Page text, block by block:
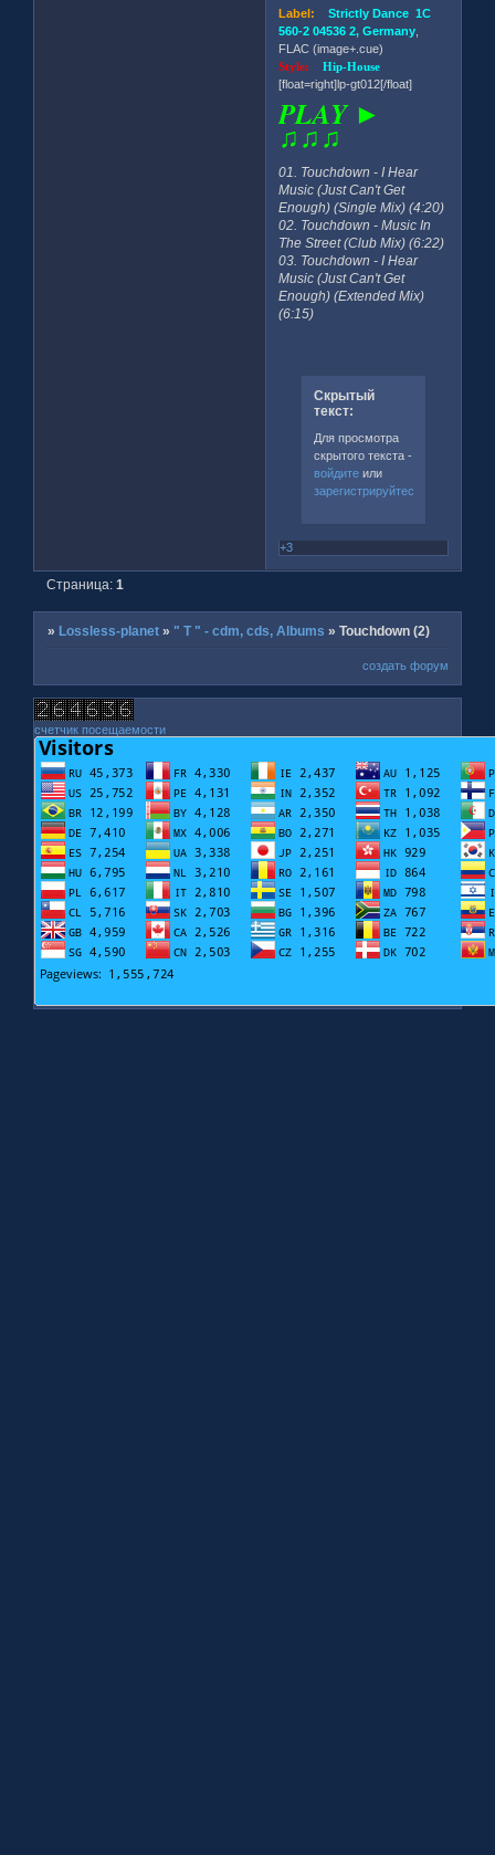
Label: Strictly Dance 1C
560-2 04536 2, Germany
FLAC (image+.cue)
Style:Hip-House
[float=right]lp-gt012[/float]
PLAY ►
♫♫♫
01. Touchdown - I Hear
Music (Just Can't Get
Enough) (Single Mix) (4:20)
02. Touchdown - Music In
The Street (Club Mix) (6:22)
03. Touchdown - I Hear
Music (Just Can't Get
Enough) (Extended Mix)
(6:15)
Скрытый
текст:
Для просмотра
скрытого текста -
войдитеили
зарегистрируйтесь
+3
Страница:1
»Lossless-planet » " T " - cdm, cds, Albums »Touchdown (2)
создать форум
счетчик посещаемости